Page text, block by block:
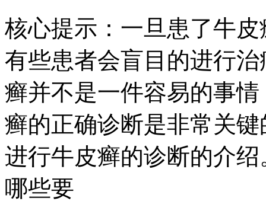
核心提示：一旦患了牛
有些患者会盲目的进行
癣并不是一件容易的事
癣的正确诊断是非常关
进行牛皮癣的诊断的介
哪些要